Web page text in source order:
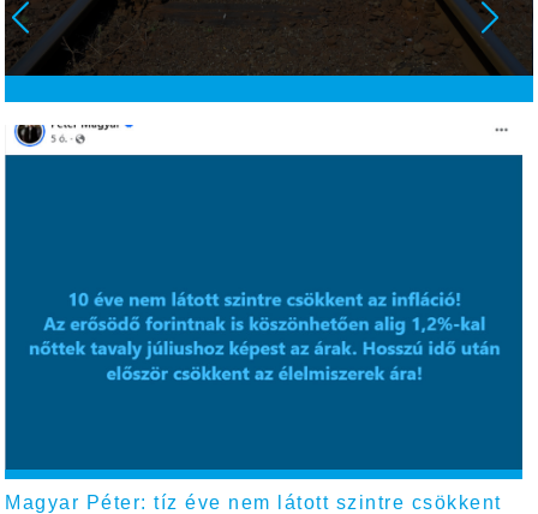
Magyar Péter: tíz éve nem látott szintre csökkent